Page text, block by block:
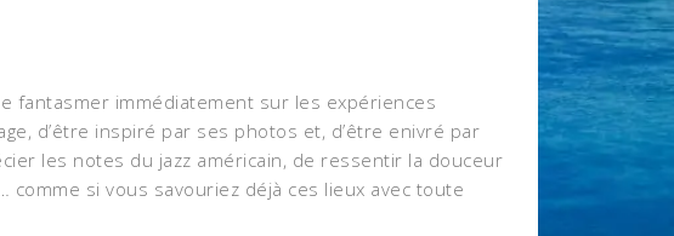
fantasmer immédiatement sur les expériences
d’être inspiré par ses photos et, d’être enivré par
les notes du jazz américain, de ressentir la douceur
si vous savouriez déjà ces lieux avec toute